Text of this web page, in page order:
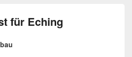
für Eching